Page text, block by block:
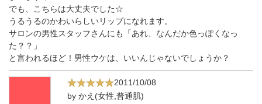
でも、こちらは大丈夫でした☆
うるうるのかわいらしいリップになれます。
サロンの男性スタッフさんにも「あれ、なんだか色っぽくなっ
た？？」
と言われるほど！男性ウケは、いいんじゃないでしょうか？
2011/10/08
by かえ(女性,普通肌)